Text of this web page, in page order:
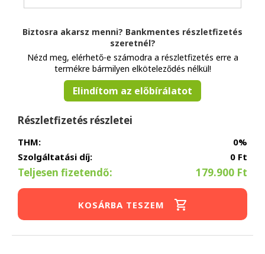
Biztosra akarsz menni? Bankmentes részletfizetés
szeretnél?
Nézd meg, elérhető-e számodra a részletfizetés erre a
termékre bármilyen elköteleződés nélkül!
Elindítom az előbírálatot
Részletfizetés részletei
THM:
0%
Szolgáltatási díj:
0 Ft
Teljesen fizetendő: 179.900 Ft
KOSÁRBA TESZEM